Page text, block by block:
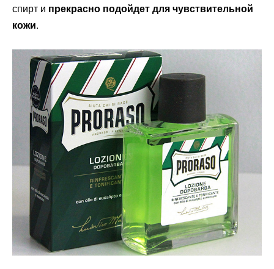
спирт и прекрасно подойдет для чувствительной
кожи.